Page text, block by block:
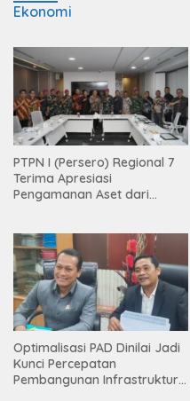
Ekonomi
PTPN I (Persero) Regional 7
Terima Apresiasi
Pengamanan Aset dari
Optimalisasi PAD Dinilai Jadi
Kunci Percepatan
Pembangunan Infrastruktur